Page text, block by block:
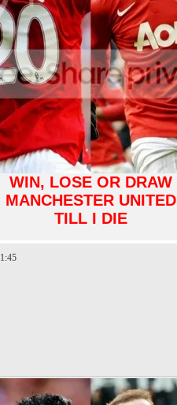
WIN, LOSE OR DRAW
MANCHESTER UNITED
TILL I DIE